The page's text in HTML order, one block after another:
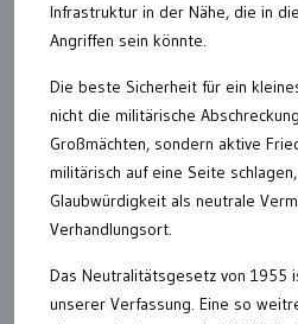
Infrastruktur in der Nähe, die in
Angriffen sein könnte.
Die beste Sicherheit für ein
nicht die militärische
Großmächten, sondern aktive
militärisch auf eine Seite
Glaubwürdigkeit als neutrale
Verhandlungsort.
Das Neutralitätsgesetz von 1955
unserer Verfassung. Eine so